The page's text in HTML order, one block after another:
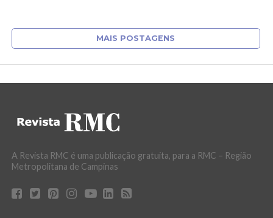
MAIS POSTAGENS
A Revista RMC é uma publicação gratuita, para a RMC – Região
Metropolitana de Campinas